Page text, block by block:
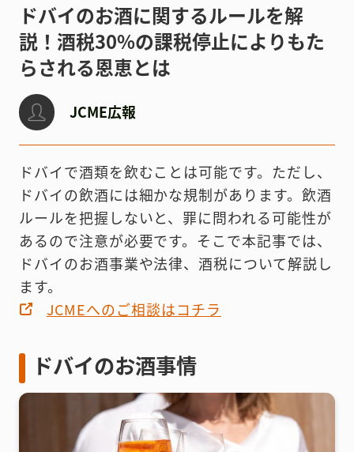
ドバイのお酒に関するルールを解
説！酒税30%の課税停止によりもた
らされる恩恵とは
JCME広報
ドバイで酒類を飲むことは可能です。ただし、
ドバイの飲酒には細かな規制があります。飲酒
ルールを把握しないと、罪に問われる可能性が
あるので注意が必要です。そこで本記事では、
ドバイのお酒事業や法律、酒税について解説し
ます。
JCMEへのご相談はコチラ
ドバイのお酒事情